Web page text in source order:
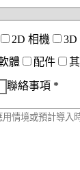
2D 相機 3D
體 配件
聯絡事項 *